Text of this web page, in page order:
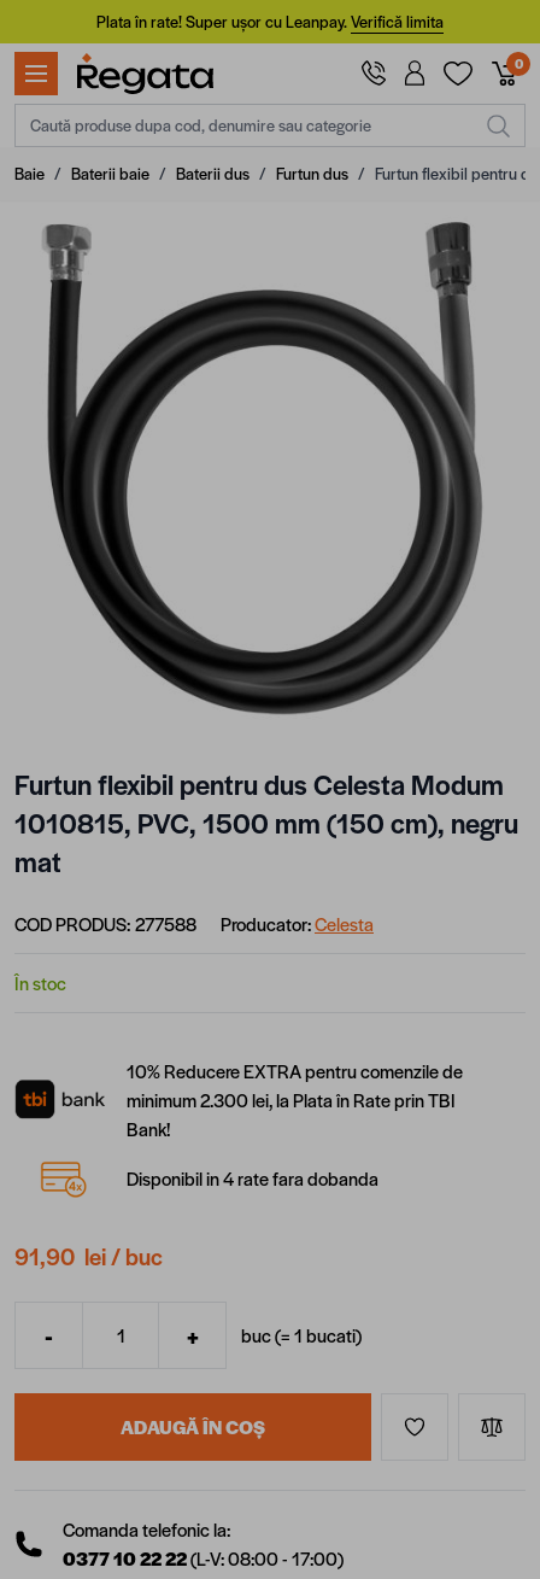
Mergi la ConținutPlata în rate! Super ușor cu Leanpay.Verifică limita
0
Caută produse dupa cod, denumire sau categorie
Baie / Baterii baie / Baterii dus / Furtun dus / Furtun flexibil pentru
Furtun flexibil pentru dus Celesta Modum
1010815, PVC, 1500 mm (150 cm), negru
mat
COD PRODUS:277588 Producator:Celesta
În stoc
10% Reducere EXTRA pentru comenzile de
minimum 2.300 lei, la Plata în Rate prin TBI
Bank!
Disponibil in 4 rate fara dobanda
91,90 lei/ buc
Cantitate
- + buc (=1bucati)
ADAUGĂ ÎN COȘ
Comanda telefonic la:
0377 10 22 22(L-V: 08:00 - 17:00)